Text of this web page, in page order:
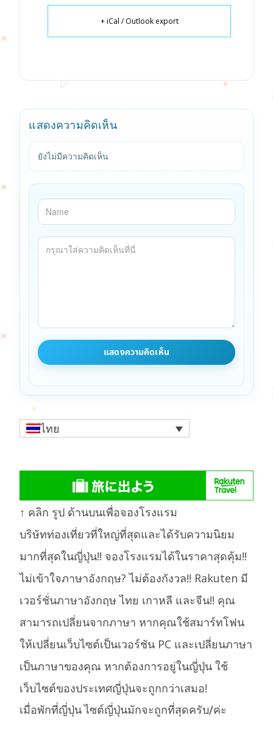
+ iCal / Outlook export
แสดงความคิดเห็น
ยังไม่มีความคิดเห็น
ไทย
↑ คลิก รูป ด้านบนเพื่อจองโรงแรม
บริษัทท่องเที่ยวที่ใหญ่ที่สุดและได้รับความนิยม
มากที่สุดในญี่ปุ่น!! จองโรงแรมได้ในราคาสุดคุ้ม!!
ไม่เข้าใจภาษาอังกฤษ? ไม่ต้องกังวล!! Rakuten มี
เวอร์ชั่นภาษาอังกฤษ ไทย เกาหลี และจีน!! คุณ
สามารถเปลี่ยนจากภาษา หากคุณใช้สมาร์ทโฟน
ให้เปลี่ยนเว็บไซต์เป็นเวอร์ชัน PC และเปลี่ยนภาษา
เป็นภาษาของคุณ หากต้องการอยู่ในญี่ปุ่น ใช้
เว็บไซต์ของประเทศญี่ปุ่นจะถูกกว่าเสมอ!
เมื่อพักที่ญี่ปุ่น ไซต์ญี่ปุ่นมักจะถูกที่สุดครับ/ค่ะ